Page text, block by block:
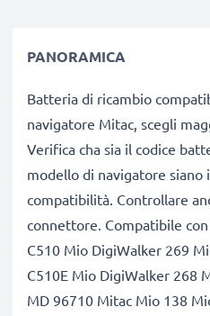
PANORAMICA
Batteria di ricambio
navigatore Mitac, scegli
Verifica cha sia il codice
modello di navigatore siano
compatibilità. Controllare
connettore. Compatibile
C510 Mio DigiWalker 269
C510E Mio DigiWalker 268
MD 96710 Mitac Mio 138